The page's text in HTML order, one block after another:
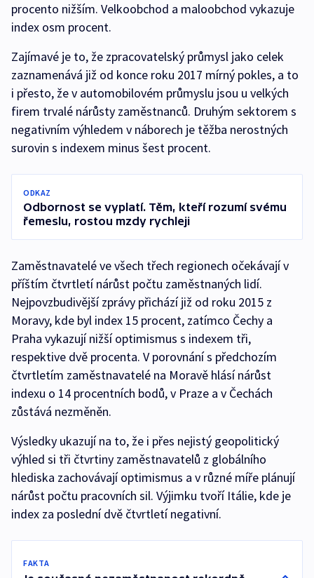
procento nižším. Velkoobchod a maloobchod vykazuje
index osm procent.
Zajímavé je to, že zpracovatelský průmysl jako celek
zaznamenává již od konce roku 2017 mírný pokles, a to
i přesto, že v automobilovém průmyslu jsou u velkých
firem trvalé nárůsty zaměstnanců. Druhým sektorem s
negativním výhledem v náborech je těžba nerostných
surovin s indexem minus šest procent.
ODKAZ
Odbornost se vyplatí. Těm, kteří rozumí svému
řemeslu, rostou mzdy rychleji
Zaměstnavatelé ve všech třech regionech očekávají v
příštím čtvrtletí nárůst počtu zaměstnaných lidí.
Nejpovzbudivější zprávy přichází již od roku 2015 z
Moravy, kde byl index 15 procent, zatímco Čechy a
Praha vykazují nižší optimismus s indexem tři,
respektive dvě procenta. V porovnání s předchozím
čtvrtletím zaměstnavatelé na Moravě hlásí nárůst
indexu o 14 procentních bodů, v Praze a v Čechách
zůstává nezměněn.
Výsledky ukazují na to, že i přes nejistý geopolitický
výhled si tři čtvrtiny zaměstnavatelů z globálního
hlediska zachovávají optimismus a v různé míře plánují
nárůst počtu pracovních sil. Výjimku tvoří Itálie, kde je
index za poslední dvě čtvrtletí negativní.
FAKTA